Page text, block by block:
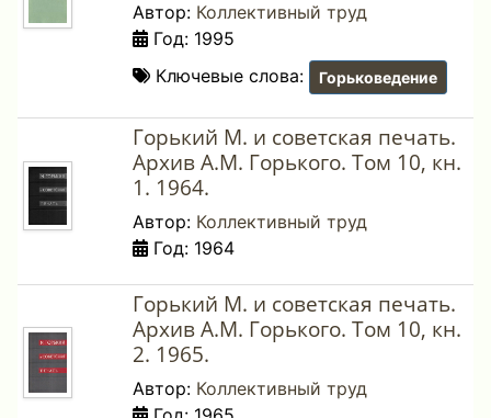
Автор: Коллективный труд
Год: 1995
Ключевые слова:
Горьковедение
Горький М. и советская печать.
Архив А.М. Горького. Том 10, кн.
1. 1964.
Автор: Коллективный труд
Год: 1964
Горький М. и советская печать.
Архив А.М. Горького. Том 10, кн.
2. 1965.
Автор: Коллективный труд